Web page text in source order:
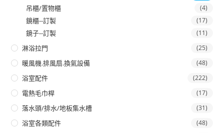
吊櫃/置物櫃 (4)
鏡櫃--訂製 (17)
鏡子--訂製 (11)
淋浴拉門 (25)
暖風機.排風扇.換氣設備 (48)
浴室配件 (222)
電熱毛巾桿 (17)
落水頭/排水/地板集水槽 (31)
浴室各類配件 (48)